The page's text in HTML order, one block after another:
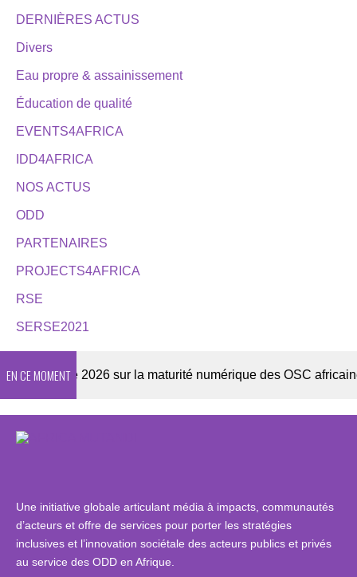
DERNIÈRES ACTUS
Divers
Eau propre & assainissement
Éducation de qualité
EVENTS4AFRICA
IDD4AFRICA
NOS ACTUS
ODD
PARTENAIRES
PROJECTS4AFRICA
RSE
SERSE2021
EN CE MOMENT
Enquête 2026 sur la maturité numérique des OSC africaines
Une initiative globale articulant média à impacts, communautés
d’acteurs et offre de services pour porter les stratégies
inclusives et l’innovation sociétale des acteurs publics et privés
au service des ODD en Afrique.